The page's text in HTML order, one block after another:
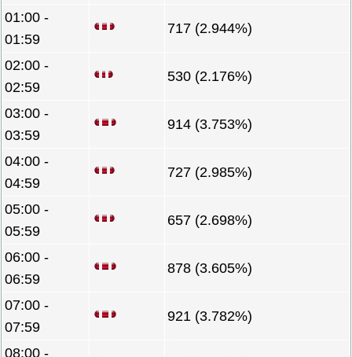
01:00 -
01:59
717 (2.944%)
02:00 -
02:59
530 (2.176%)
03:00 -
03:59
914 (3.753%)
04:00 -
04:59
727 (2.985%)
05:00 -
05:59
657 (2.698%)
06:00 -
06:59
878 (3.605%)
07:00 -
07:59
921 (3.782%)
08:00 -